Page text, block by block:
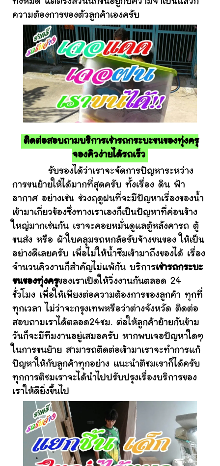
ความต้องการของตัวลูกค้าเองครับ
ติดต่อสอบถามบริการเช่ารถกระบะขนของทุ่งครุ
จองคิวง่ายได้รถเร็ว
รับรองได้ว่าเราจะจัดการปัญหาระหว่าง
การขนย้ายให้ได้มากที่สุดครับ ทั้งเรื่อง ดิน ฟ้า
อากาศ อย่างเช่น ช่วงฤดูฝนที่จะมีปัญหาเรื่องของน้ำ
เข้ามาเกี่ยวข้องซึ่งทางเราเองก็เป็นปัญหาที่ค่อนข้าง
ใหญ่มากเช่นกัน เราจะคอยหมั่นดูแลตู้หลังคารถ ตู้
ขนส่ง หรือ ผ้าใบคลุมรถหกล้อรับจ้างขนของ ให้เป็น
อย่างดีเลยครับ เพื่อไม่ให้น้ำซึมเข้ามาถึงของได้ เรื่อง
จำนวนคิวงานก็สำคัญไม่แพ้กัน บริการเช่ารถกระบะ
ขนของทุ่งครุของเราเปิดให้วิ่งงานกันตลอด 24
ชั่วโมง เพื่อให้เพียงต่อความต้องการของลูกค้า ทุกที่
ทุกเวลา ไม่ว่าจะกรุงเทพหรือว่าต่างจังหวัด ติดต่อ
สอบถามเราได้ตลอด24ชม. ต่อให้ลูกค้าย้ายกันข้าม
วันก็จะมีทีมงานอยู่เสมอครับ หากพบเจอปัญหาใดๆ
ในการขนย้าย สามารถติดต่อเข้ามาเราจะทำการแก้
ปัญหาให้กับลูกค้าทุกอย่าง แนะนำติชมเราก็ได้ครับ
ทุกการติชมเราจะได้นำไปปรับปรุงเรื่องบริการของ
เราให้ดียิ่งขึ้นไป